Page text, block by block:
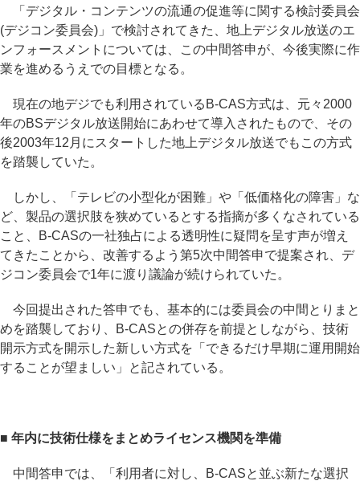
「デジタル・コンテンツの流通の促進等に関する検討委員会
(デジコン委員会)」で検討されてきた、地上デジタル放送のエ
ンフォースメントについては、この中間答申が、今後実際に作
業を進めるうえでの目標となる。
現在の地デジでも利用されているB-CAS方式は、元々2000
年のBSデジタル放送開始にあわせて導入されたもので、その
後2003年12月にスタートした地上デジタル放送でもこの方式
を踏襲していた。
しかし、「テレビの小型化が困難」や「低価格化の障害」な
ど、製品の選択肢を狭めているとする指摘が多くなされている
こと、B-CASの一社独占による透明性に疑問を呈す声が増え
てきたことから、改善するよう第5次中間答申で提案され、デ
ジコン委員会で1年に渡り議論が続けられていた。
今回提出された答申でも、基本的には委員会の中間とりまと
めを踏襲しており、B-CASとの併存を前提としながら、技術
開示方式を開示した新しい方式を「できるだけ早期に運用開始
することが望ましい」と記されている。
■ 年内に技術仕様をまとめライセンス機関を準備
中間答申では、「利用者に対し、B-CASと並ぶ新たな選択